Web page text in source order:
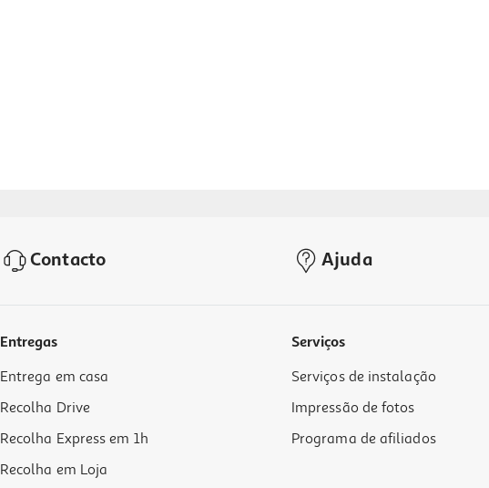
Contacto Ajuda
Entregas
Entrega em casa
Recolha Drive
Recolha Express em 1h
Recolha em Loja
Serviços
Serviços de instalação
Impressão de fotos
Programa de afiliados